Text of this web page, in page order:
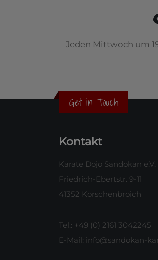
Jeden Mittwoch um
Get in Touch
Kontakt
Karate Dojo Sandokan e.V.
Friedrich-Ebertstr. 9-11
41352 Korschenbroich
Tel.: +49 (0) 2161 3042245
E-Mail: info@sandokan-